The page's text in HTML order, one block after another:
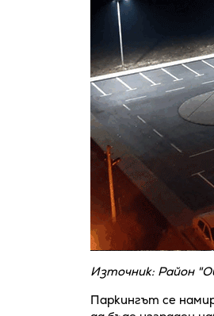
Източник: Район
Паркингът се